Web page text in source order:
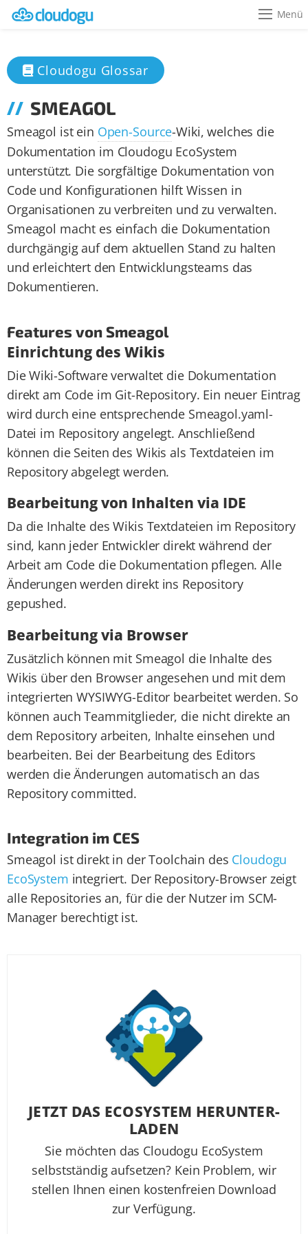
Menü
Cloudogu Glossar
SMEAGOL
Smeagol ist ein Open-Source-Wiki, welches die
Dokumentation im Cloudogu EcoSystem
unterstützt. Die sorgfältige Dokumentation von
Code und Konfigurationen hilft Wissen in
Organisationen zu verbreiten und zu verwalten.
Smeagol macht es einfach die Dokumentation
durchgängig auf dem aktuellen Stand zu halten
und erleichtert den Entwicklungsteams das
Dokumentieren.
Features von Smeagol
Einrichtung des Wikis
Die Wiki-Software verwaltet die Dokumentation
direkt am Code im Git-Repository. Ein neuer Eintrag
wird durch eine entsprechende Smeagol.yaml-
Datei im Repository angelegt. Anschließend
können die Seiten des Wikis als Textdateien im
Repository abgelegt werden.
Bearbeitung von Inhalten via IDE
Da die Inhalte des Wikis Textdateien im Repository
sind, kann jeder Entwickler direkt während der
Arbeit am Code die Dokumentation pflegen. Alle
Änderungen werden direkt ins Repository
gepushed.
Bearbeitung via Browser
Zusätzlich können mit Smeagol die Inhalte des
Wikis über den Browser angesehen und mit dem
integrierten WYSIWYG-Editor bearbeitet werden. So
können auch Teammitglieder, die nicht direkte an
dem Repository arbeiten, Inhalte einsehen und
bearbeiten. Bei der Bearbeitung des Editors
werden die Änderungen automatisch an das
Repository committed.
Integration im CES
Smeagol ist direkt in der Toolchain des Cloudogu
EcoSystem integriert. Der Repository-Browser zeigt
alle Repositories an, für die der Nutzer im SCM-
Manager berechtigt ist.
JETZT DAS ECO­SYSTEM HER­UNTER­
LA­DEN
Sie möchten das Cloudogu EcoSystem
selbstständig aufsetzen? Kein Problem, wir
stellen Ihnen einen kostenfreien Download
zur Verfügung.